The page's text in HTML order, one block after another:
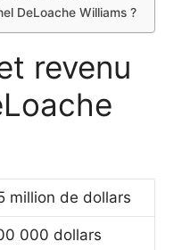
DeLoache Williams ?
revenu
million de dollars
000 dollars